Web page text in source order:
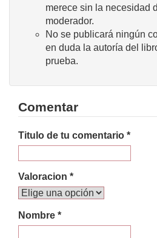
merece sin la necesidad
moderador.
No se publicará ningún
en duda la autoría del
prueba.
Comentar
Titulo de tu comentario *
Valoracion *
Nombre *